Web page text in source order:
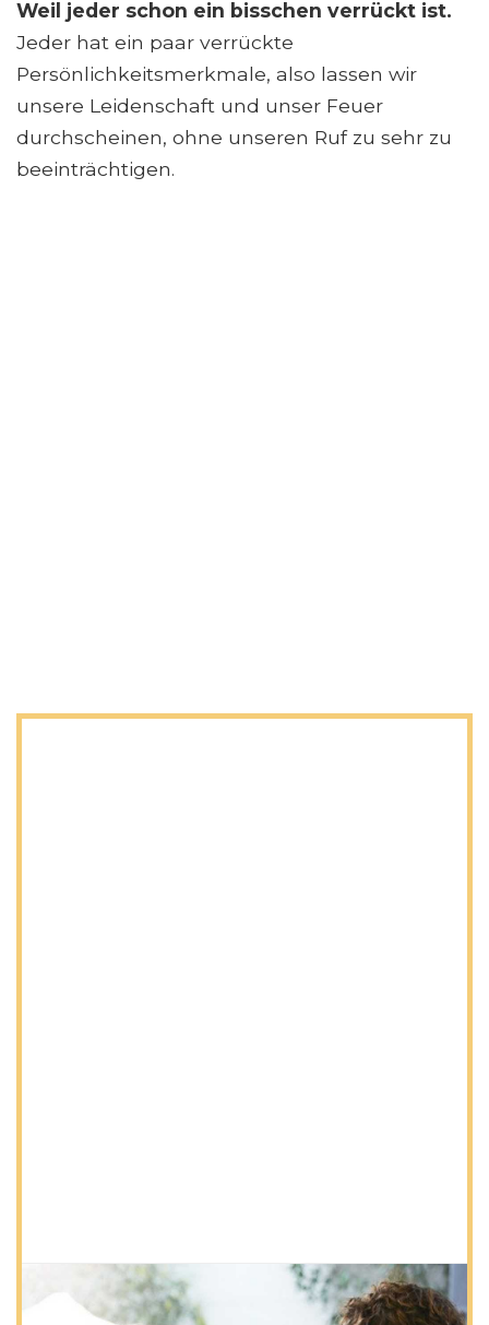
Weil jeder schon ein bisschen verrückt ist.
Jeder hat ein paar verrückte
Persönlichkeitsmerkmale, also lassen wir
unsere Leidenschaft und unser Feuer
durchscheinen, ohne unseren Ruf zu sehr zu
beeinträchtigen.